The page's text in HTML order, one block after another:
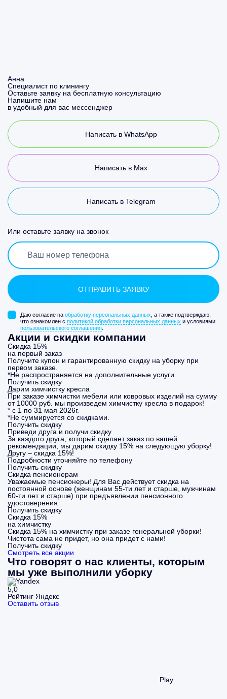
Анна
Специалист по клинингу
Оставьте заявку на бесплатную консультацию
Напишите нам
в удобный для вас мессенджер
Написать в WhatsApp
Написать в Max
Написать в Telegram
Или оставьте заявку на звонок
Даю согласие на обработку персональных данных , а также подтверждаю,
что ознакомлен с политикой обработки персональных данных и условиями
пользовательского соглашения
Акции и скидки компании
Скидка 15%
на первый заказ
Получите купон и гарантированную скидку на уборку при
первом заказе.
*Не распространяется на дополнительные услуги.
Получить скидку
Дарим химчистку кресла
При заказе химчистки мебели или ковровых изделий на сумму
от 10000 руб. мы произведем химчистку кресла в подарок!
* с 1 по 31 мая 2026г.
*Не суммируется со скидками.
Получить скидку
Приведи друга и получи скидку
За каждого друга, который сделает заказ по вашей
рекомендации, мы дарим скидку 15% на следующую уборку!
Другу – скидка 15%!
Подробности уточняйте по телефону
Получить скидку
Скидка пенсионерам
Уважаемые пенсионеры! Для Вас действует скидка на
постоянной основе (женщинам 55-ти лет и старше, мужчинам
60-ти лет и старше) при предъявлении пенсионного
удостоверения.
Получить скидку
Скидка 15%
на химчистку
Скидка 15% на химчистку при заказе генеральной уборки!
Чистота сама не придет, но она придет с нами!
Получить скидку
Смотреть все акции
Что говорят о нас клиенты, которым
мы уже выполнили уборку
5,0
Рейтинг Яндекс
Оставить отзыв
Play